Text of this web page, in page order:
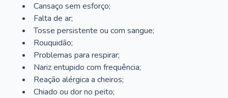
Cansaço sem esforço;
Falta de ar;
Tosse persistente ou com sangue;
Rouquidão;
Problemas para respirar;
Nariz entupido com frequência;
Reação alérgica a cheiros;
Chiado ou dor no peito;